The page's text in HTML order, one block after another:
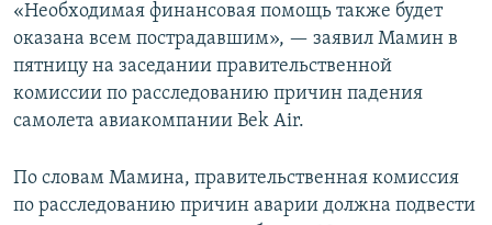
«Необходимая финансовая помощь также будет
оказана всем пострадавшим», — заявил Мамин в
пятницу на заседании правительственной
комиссии по расследованию причин падения
самолета авиакомпании Bek Air.
По словам Мамина, правительственная комиссия
по расследованию причин аварии должна подвести